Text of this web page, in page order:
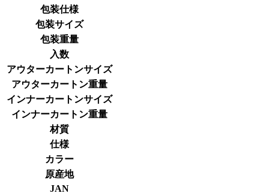
包装仕様
包装サイズ
包装重量
入数
アウターカートンサイズ
アウターカートン重量
インナーカートンサイズ
インナーカートン重量
材質
仕様
カラー
原産地
JAN